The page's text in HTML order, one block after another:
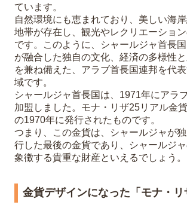
ています。
自然環境にも恵まれており、美しい海
地帯が存在し、観光やレクリエーショ
です。このように、シャールジャ首長
が融合した独自の文化、経済の多様性
を兼ね備えた、アラブ首長国連邦を代
域です。
シャールジャ首長国は、1971年にアラ
加盟しました。モナ・リザ25リアル金
の1970年に発行されたものです。
つまり、この金貨は、シャールジャが
行した最後の金貨であり、シャールジ
象徴する貴重な財産といえるでしょう。
金貨デザインになった「モナ・リ